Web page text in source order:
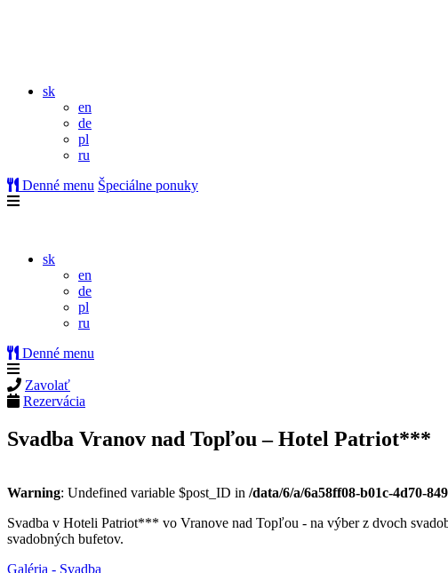
sk
en
de
pl
ru
Denné menu Špeciálne ponuky
sk
en
de
pl
ru
Denné menu
Zavolať
Rezervácia
Svadba Vranov nad Topľou – Hotel Patriot***
Warning: Undefined variable $post_ID in /data/6/a/6a58ff08-b01c-4d70-
Svadba v Hoteli Patriot*** vo Vranove nad Topľou - na výber z dvoch
svadobných bufetov.
Galéria - Svadba